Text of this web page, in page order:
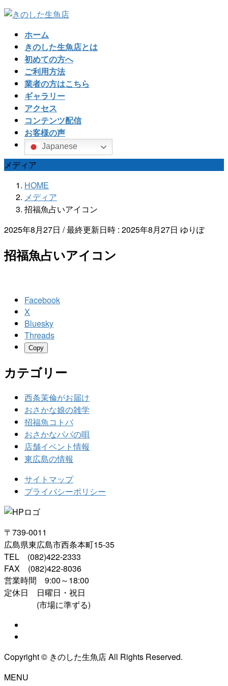
コ
ナ
ホーム
きのした生魚店とは
初めての方へ
ご利用方法
業者の方はこちら
ギャラリー
アクセス
コンテンツ配信
お客様の声
Japanese
メディア
HOME
メディア
招福魚占いアイコン
2025年8月27日 / 最終更新日時 : 2025年8月27日 ゆりぽ
招福魚占いアイコン
Facebook
X
Bluesky
Threads
Copy
カテゴリー
西条茉倫がお届け
おさかな娘の雑学
招福魚コトバ
おさかなパパの唄
店舗イベント情報
東広島の情報
サイトマップ
プライバシーポリシー
〒739-0011
広島県東広島市西条本町15-35
TEL (082)422-2333
FAX (082)422-8036
営業時間 9:00～18:00
定休日 日曜日・祝日
(市場に準ずる)
Copyright © きのした生魚店 All Rights Reserved.
MENU